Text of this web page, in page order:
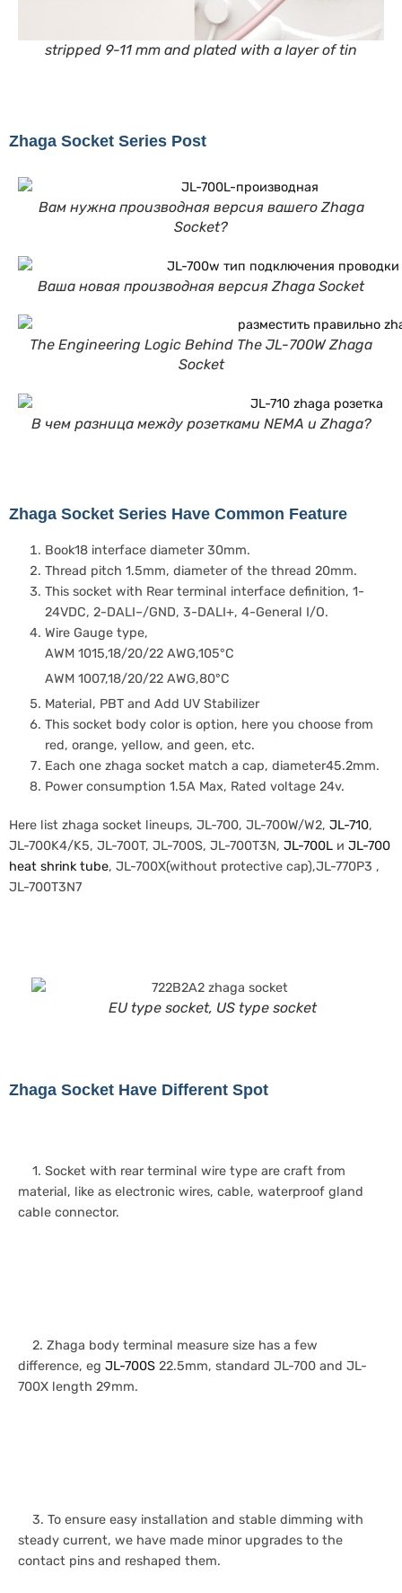
stripped 9-11 mm and plated with a layer of tin
Zhaga Socket Series Post
Вам нужна производная версия вашего Zhaga
Socket?
Ваша новая производная версия Zhaga Socket
The Engineering Logic Behind The JL-700W Zhaga
Socket
В чем разница между розетками NEMA и Zhaga?
Zhaga Socket Series Have Common Feature
Book18 interface diameter 30mm.
Thread pitch 1.5mm, diameter of the thread 20mm.
This socket with Rear terminal interface definition, 1-
24VDC, 2-DALI–/GND, 3-DALI+, 4-General I/O.
Wire Gauge type,
AWM 1015,18/20/22 AWG,105°C
AWM 1007,18/20/22 AWG,80°C
Material, PBT and Add UV Stabilizer
This socket body color is option, here you choose from
red, orange, yellow, and geen, etc.
Each one zhaga socket match a cap, diameter45.2mm.
Power consumption 1.5A Max, Rated voltage 24v.
Here list zhaga socket lineups, JL-700, JL-700W/W2, JL-710,
JL-700K4/K5, JL-700T, JL-700S, JL-700T3N, JL-700L и JL-700
heat shrink tube, JL-700X(without protective cap),JL-770P3 ,
JL-700T3N7
EU type socket, US type socket
Zhaga Socket Have Different Spot
1. Socket with rear terminal wire type are craft from
material, like as electronic wires, cable, waterproof gland
cable connector.
2. Zhaga body terminal measure size has a few
difference, eg JL-700S 22.5mm, standard JL-700 and JL-
700X length 29mm.
3. To ensure easy installation and stable dimming with
steady current, we have made minor upgrades to the
contact pins and reshaped them.